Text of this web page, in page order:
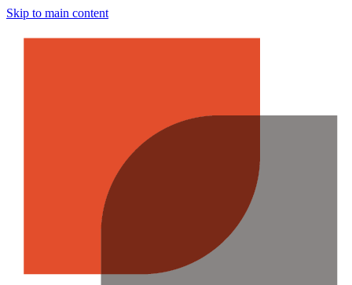
Skip to main content